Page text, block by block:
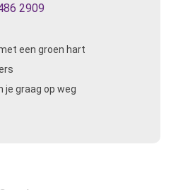
2909
een groen hart
je graag op weg